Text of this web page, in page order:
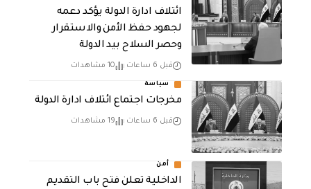
ائتلاف ادارة الدولة يؤكد دعمه
لجهود حفظ الأمن والاستقرار
وحصر السلاح بيد الدولة
قبل 6 ساعات 10 مشاهدات
سياسة
مخرجات اجتماع ائتلاف ادارة الدولة
قبل 6 ساعات 19 مشاهدات
أمن
الداخلية تعلن فتح باب التقديم